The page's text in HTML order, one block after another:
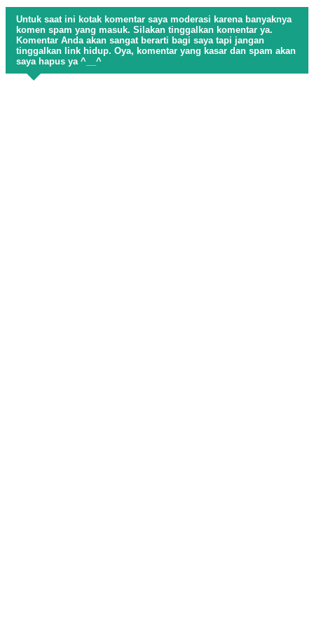
Untuk saat ini kotak komentar saya moderasi karena banyaknya
komen spam yang masuk. Silakan tinggalkan komentar ya.
Komentar Anda akan sangat berarti bagi saya tapi jangan
tinggalkan link hidup. Oya, komentar yang kasar dan spam akan
saya hapus ya ^__^